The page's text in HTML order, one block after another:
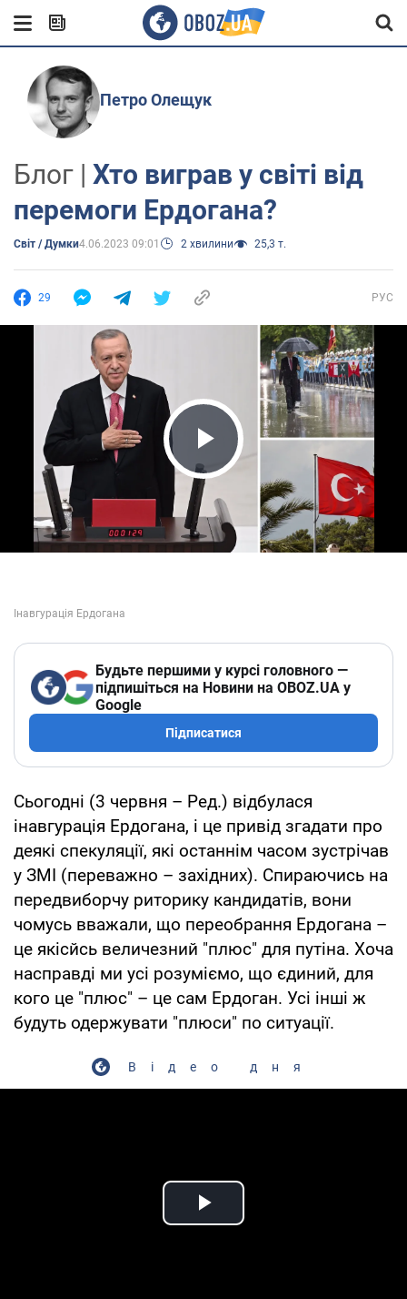
Петро Олещук
Блог | Хто виграв у світі від
перемоги Ердогана?
Світ / Думки4.06.2023 09:01 2 хвилини 25,3 т.
29 РУС
Play Video
Будьте першими у курсі головного —
підпишіться на Новини на OBOZ.UA у
Google
Підписатися
Сьогодні (3 червня – Ред.) відбулася
інавгурація Ердогана, і це привід згадати про
деякі спекуляції, які останнім часом зустрічав
у ЗМІ (переважно – західних). Спираючись на
передвиборчу риторику кандидатів, вони
чомусь вважали, що переобрання Ердогана –
це якісйсь величезний "плюс" для путіна. Хоча
насправді ми усі розуміємо, що єдиний, для
кого це "плюс" – це сам Ердоган. Усі інші ж
будуть одержувати "плюси" по ситуації.
Відео дня
Play Video